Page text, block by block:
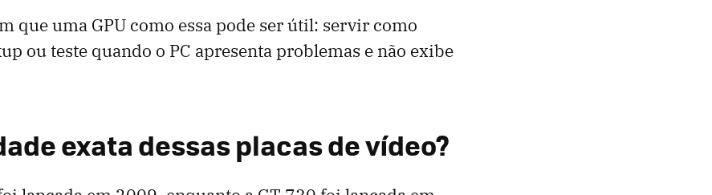
que uma GPU como essa pode ser útil: servir como
ou teste quando o PC apresenta problemas e não exibe
exata dessas placas de vídeo?